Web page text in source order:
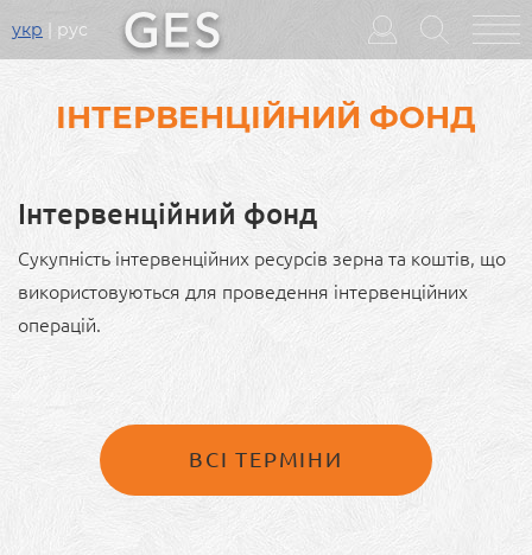
укр рус
Головне
меню
ІНТЕРВЕНЦІЙНИЙ ФОНД
Інтервенційний фонд
Сукупність інтервенційних ресурсів зерна та коштів, що
використовуються для проведення інтервенційних
операцій.
ВСІ ТЕРМІНИ